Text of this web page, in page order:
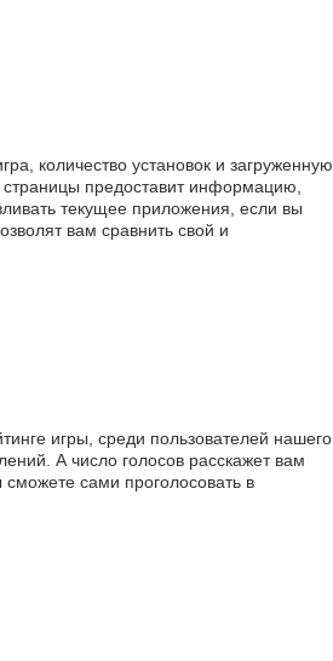
количество установок и загруженную
предоставит информацию,
текущее приложения, если вы
вам сравнить свой и
игры, среди пользователей нашего
А число голосов расскажет вам
сами проголосовать в